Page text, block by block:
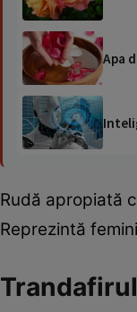
Apa
Rudă apropiată
Reprezintă